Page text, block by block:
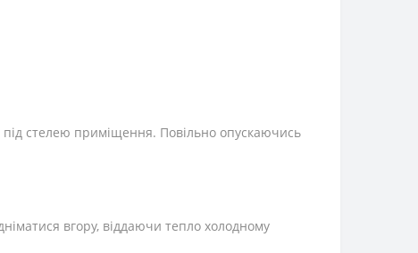
стелею приміщення. Повільно опускаючись
вгору, віддаючи тепло холодному